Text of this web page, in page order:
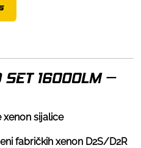
SET 16000LM –
xenon sijalice
fabričkih xenon D2S/D2R